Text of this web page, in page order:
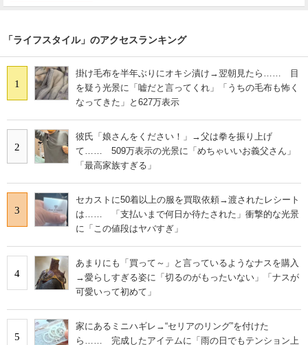
「ライフスタイル」のアクセスランキング
1
掛け毛布を半年ぶりにオキシ漬け→翌朝見たら…… 目
を疑う光景に「嘘だと言ってくれ」「うちの毛布も怖く
なってきた」と627万表示
2
彼氏「娘さんをください！」→父は拳を振り上げ
て…… 509万表示の光景に「めちゃいいお義父さん」
「最高家族すぎる」
3
セカストに50着以上の服を買取依頼→渡されたレシート
は…… 「支払いまで何日か待たされた」衝撃的な光景
に「この値段はヤバすぎ」
4
あまりにも「買って～」と言っているようなナスを購入
→愛らしすぎる姿に「切るのがもったいない」「ナスが
可愛いって初めて」
5
家にあるミニハギレ→“セリアのリング”を付けた
ら…… 完成したアイテムに「雨の日でもテンション上